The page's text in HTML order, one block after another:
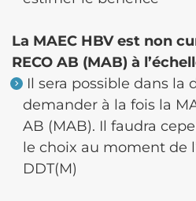
La MAEC HBV est non
RECO AB (MAB) à
Il sera possible dans la
demander à la fois la
AB (MAB). Il faudra
le choix au moment de
DDT(M)